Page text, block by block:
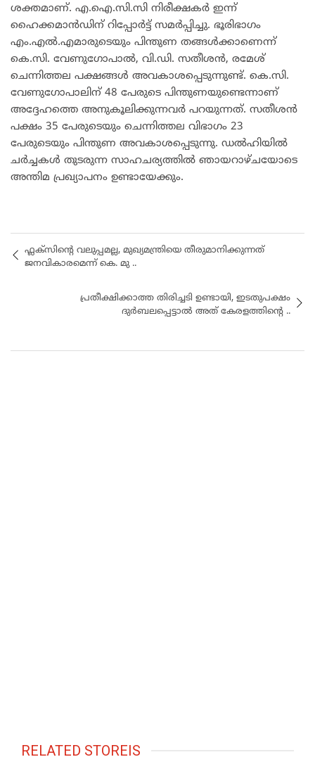
ശക്തമാണ്. എ.ഐ.സി.സി നിരീക്ഷകർ ഇന്ന്
ഹൈക്കമാൻഡിന് റിപ്പോർട്ട് സമർപ്പിച്ചു. ഭൂരിഭാഗം
എം.എൽ.എമാരുടെയും പിന്തുണ തങ്ങൾക്കാണെന്ന്
കെ.സി. വേണുഗോപാൽ, വി.ഡി. സതീശൻ, രമേശ്
ചെന്നിത്തല പക്ഷങ്ങൾ അവകാശപ്പെടുന്നുണ്ട്. കെ.സി.
വേണുഗോപാലിന് 48 പേരുടെ പിന്തുണയുണ്ടെന്നാണ്
അദ്ദേഹത്തെ അനുകൂലിക്കുന്നവർ പറയുന്നത്. സതീശൻ
പക്ഷം 35 പേരുടെയും ചെന്നിത്തല വിഭാഗം 23
പേരുടെയും പിന്തുണ അവകാശപ്പെടുന്നു. ഡൽഹിയിൽ
ചർച്ചകൾ തുടരുന്ന സാഹചര്യത്തിൽ ഞായറാഴ്ചയോടെ
അന്തിമ പ്രഖ്യാപനം ഉണ്ടായേക്കും.
ഫ്ലക്സിന്റെ വലുപ്പമല്ല, മുഖ്യമന്ത്രിയെ തീരുമാനിക്കുന്നത്
ജനവികാരമെന്ന് കെ. മു ..
പ്രതീക്ഷിക്കാത്ത തിരിച്ചടി ഉണ്ടായി, ഇടതുപക്ഷം
ദുർബലപ്പെട്ടാൽ അത് കേരളത്തിന്റെ ..
RELATED STOREIS